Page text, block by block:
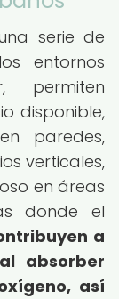
serie de
entornos
permiten
disponible,
paredes,
verticales,
en áreas
donde el
a
absorber
así